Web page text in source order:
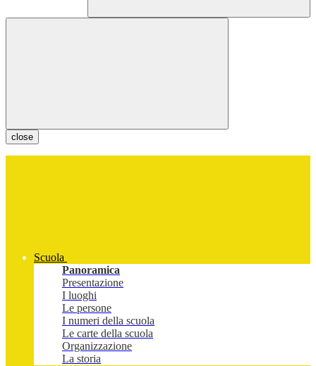
close
Scuola
Panoramica
Presentazione
I luoghi
Le persone
I numeri della scuola
Le carte della scuola
Organizzazione
La storia